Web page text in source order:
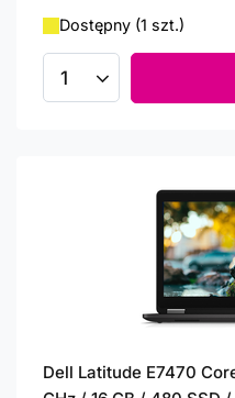
Dostępny (1 szt.)
Ilość produktów
Dell Latitude E7470